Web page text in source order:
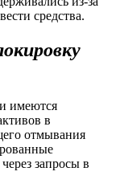
средства.
имеются
в
отмывания
запросы в